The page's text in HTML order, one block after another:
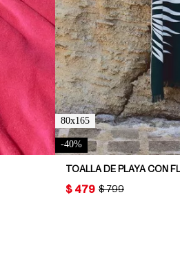
80x165
-40%
TOALLA DE PLAYA CON
ORIGINAL PRICE:
$ 799
PRICE:
$ 479